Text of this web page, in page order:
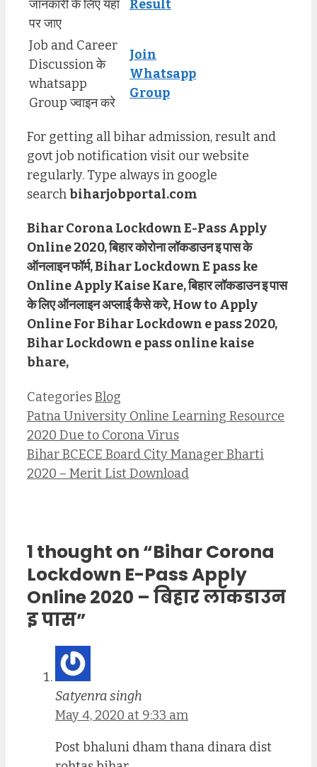
जानकारी के लिए यहाँ
पर जाए
Result
Job and Career
Discussion के
whatsapp
Group ज्वाइन करे
Join
Whatsapp
Group
For getting all bihar admission, result and
govt job notification visit our website
regularly. Type always in google
searchbiharjobportal.com
Bihar Corona Lockdown E-Pass Apply
Online 2020, बिहार कोरोना लॉकडाउन इ पास के
ऑनलाइन फॉर्म, Bihar Lockdown E pass ke
Online Apply Kaise Kare, बिहार लॉकडाउन इ पास
के लिए ऑनलाइन अप्लाई कैसे करे, How to Apply
Online For Bihar Lockdown e pass 2020,
Bihar Lockdown e pass online kaise
bhare,
CategoriesBlog
Patna University Online Learning Resource
2020 Due to Corona Virus
Bihar BCECE Board City Manager Bharti
2020 – Merit List Download
1 thought on “Bihar Corona
Lockdown E-Pass Apply
Online 2020 – बिहार लॉकडाउन
इ पास”
Satyenra singh
May 4, 2020 at 9:33 am
Post bhaluni dham thana dinara dist